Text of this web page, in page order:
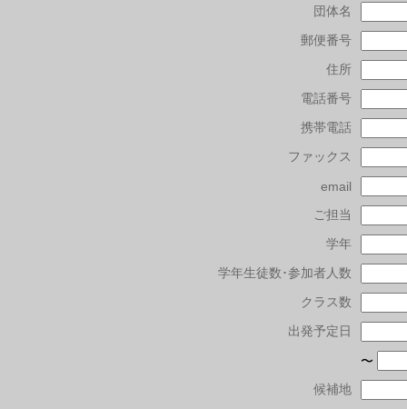
団体名
郵便番号
住所
電話番号
携帯電話
ファックス
email
ご担当
学年
学年生徒数･参加者人数
クラス数
出発予定日
〜
候補地